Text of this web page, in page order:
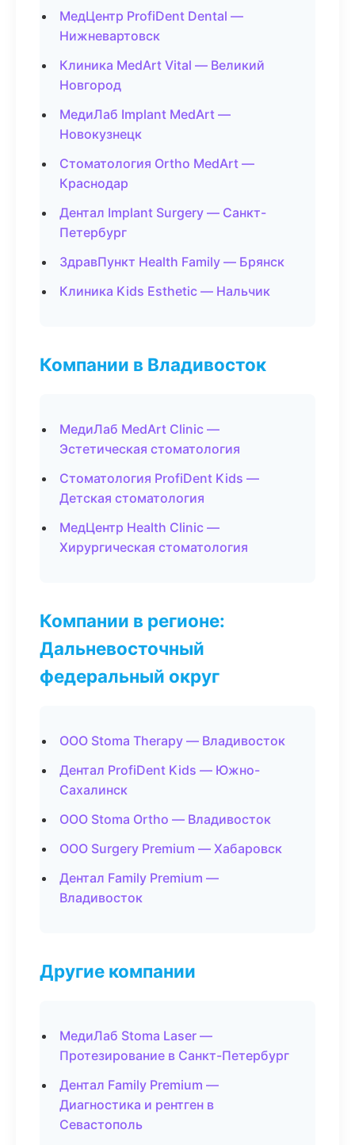
МедЦентр ProfiDent Dental —
Нижневартовск
Клиника MedArt Vital — Великий
Новгород
МедиЛаб Implant MedArt —
Новокузнецк
Стоматология Ortho MedArt —
Краснодар
Дентал Implant Surgery — Санкт-
Петербург
ЗдравПункт Health Family — Брянск
Клиника Kids Esthetic — Нальчик
Компании в Владивосток
МедиЛаб MedArt Clinic —
Эстетическая стоматология
Стоматология ProfiDent Kids —
Детская стоматология
МедЦентр Health Clinic —
Хирургическая стоматология
Компании в регионе:
Дальневосточный
федеральный округ
ООО Stoma Therapy — Владивосток
Дентал ProfiDent Kids — Южно-
Сахалинск
ООО Stoma Ortho — Владивосток
ООО Surgery Premium — Хабаровск
Дентал Family Premium —
Владивосток
Другие компании
МедиЛаб Stoma Laser —
Протезирование в Санкт-Петербург
Дентал Family Premium —
Диагностика и рентген в
Севастополь